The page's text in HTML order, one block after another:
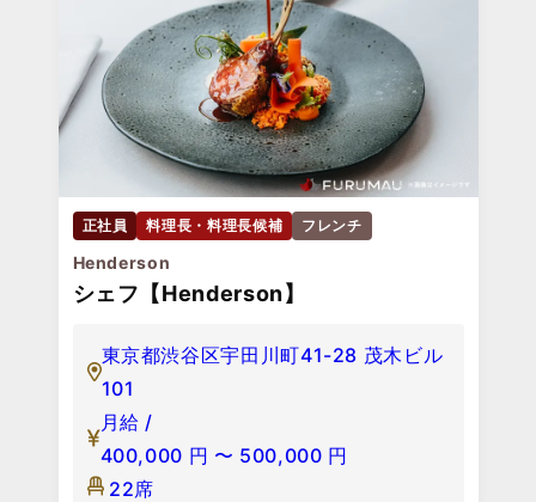
正社員 料理長・料理長候補 フレンチ
Henderson
シェフ【Henderson】
東京都渋谷区宇田川町41-28 茂木ビル
101
月給 /
400,000 円 〜 500,000 円
22席